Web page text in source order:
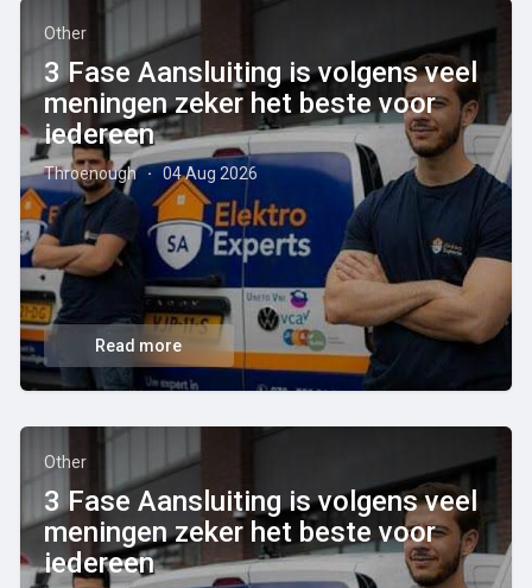
Other
3 Fase Aansluiting is volgens veel
meningen zeker het beste voor
iedereen
Throenough · 04 Aug 2026
Read more
Other
3 Fase Aansluiting is volgens veel
meningen zeker het beste voor
iedereen